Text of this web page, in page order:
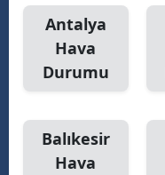
Antalya
Hava
Durumu
Balıkesir
Hava